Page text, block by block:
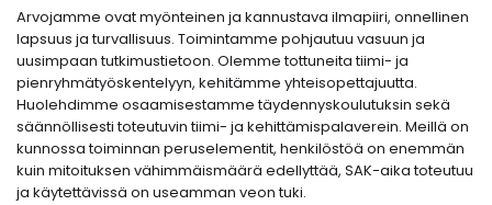
Arvojamme ovat myönteinen ja kannustava ilmapiiri, onnellinen
lapsuus ja turvallisuus. Toimintamme pohjautuu vasuun ja
uusimpaan tutkimustietoon. Olemme tottuneita tiimi- ja
pienryhmätyöskentelyyn, kehitämme yhteisopettajuutta.
Huolehdimme osaamisestamme täydennyskoulutuksin sekä
säännöllisesti toteutuvin tiimi- ja kehittämispalaverein. Meillä on
kunnossa toiminnan peruselementit, henkilöstöä on enemmän
kuin mitoituksen vähimmäismäärä edellyttää, SAK-aika toteutuu
ja käytettävissä on useamman veon tuki.